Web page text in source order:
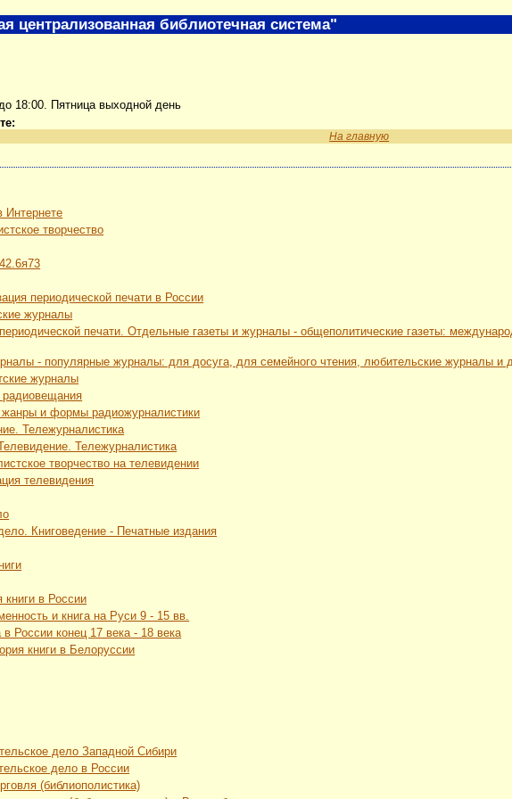
18:00. Пятница выходной день
На главную
творчество
периодической печати в России
журналы
печати. Отдельные газеты и журналы - общеполитические газеты:
- популярные журналы: для досуга, для семейного чтения, любительские журналы и
журналы
радиовещания
жанры и формы радиожурналистики
Тележурналистика
Тележурналистика
творчество на телевидении
телевидения
Книговедение - Печатные издания
книги в России
и книга на Руси 9 - 15 вв.
в России конец 17 века - 18 века
книги в Белоруссии
дело Западной Сибири
дело в России
(библиополистика)
централизованная библиотечная система"